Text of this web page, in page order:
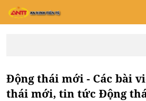
Động thái mới - Các bài
thái mới, tin tức Động